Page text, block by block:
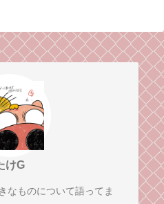
けG
なものについて語ってま